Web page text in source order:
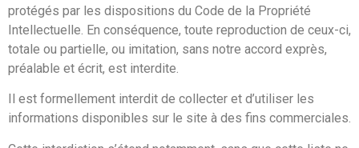
protégés par les dispositions du Code de la Propriété
Intellectuelle. En conséquence, toute reproduction de ceux-ci,
totale ou partielle, ou imitation, sans notre accord exprès,
préalable et écrit, est interdite.
Il est formellement interdit de collecter et d’utiliser les
informations disponibles sur le site à des fins commerciales.